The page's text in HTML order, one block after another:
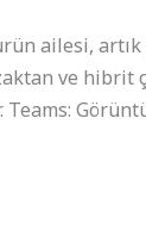
ailesi, artık
ve hibrit
Teams: